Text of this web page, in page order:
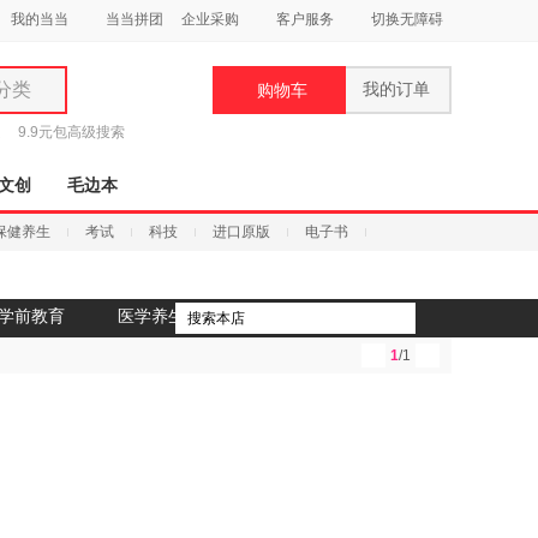
我的当当 当当拼团 企业采购 客户服务 切换无障碍
类
9.9元包高级搜索
购物车 我的订单
创 毛边本
健养生 考试 科技 进口原版 电子书
前教育 医学养生
1/1